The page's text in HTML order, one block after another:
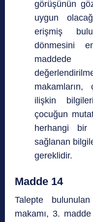
görüşünün
uygun
erişmiş
dönmesini
ilişkin
çocuğun
herhangi bir
sağlanan
gereklidir.
Madde 14
Talepte
makamı, 3.